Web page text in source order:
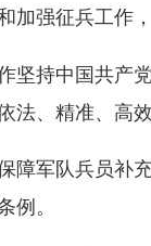
加强征兵工作
坚持中国共产
法、精准、高
障军队兵员补
。